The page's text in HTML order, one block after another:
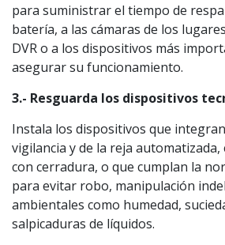
para suministrar el tiempo de
batería, a las cámaras de los
DVR o a los dispositivos más
asegurar su funcionamiento.
3.- Resguarda los dispositivos
Instala los dispositivos que
vigilancia y de la reja
con cerradura, o que cumplan la
para evitar robo, manipulación
ambientales como humedad,
salpicaduras de líquidos.